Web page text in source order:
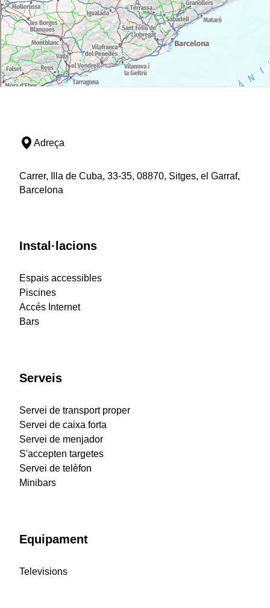
Adreça
Carrer, Illa de Cuba, 33-35, 08870, Sitges, el Garraf,
Barcelona
Instal·lacions
Espais accessibles
Piscines
Accés Internet
Bars
Serveis
Servei de transport proper
Servei de caixa forta
Servei de menjador
S'accepten targetes
Servei de telèfon
Minibars
Equipament
Televisions